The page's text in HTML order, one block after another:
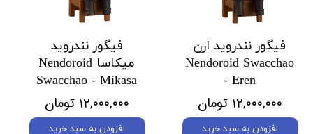
فیگور نندروید ارن
Nendoroid Swacchao
- Eren
۱۲,۰۰۰,۰۰۰ تومان
افزودن به سبد خرید
فیگور نندروید
میکاسا Nendoroid
Swacchao - Mikasa
۱۲,۰۰۰,۰۰۰ تومان
افزودن به سبد خرید